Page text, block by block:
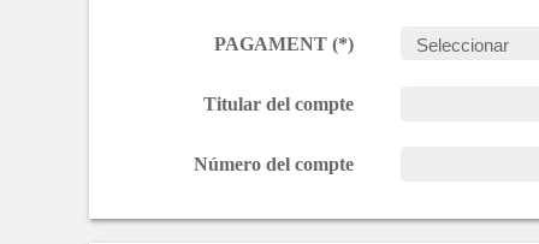
PAGAMENT (*)
Titular del compte
Número del compte